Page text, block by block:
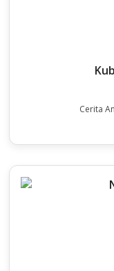
Cerita